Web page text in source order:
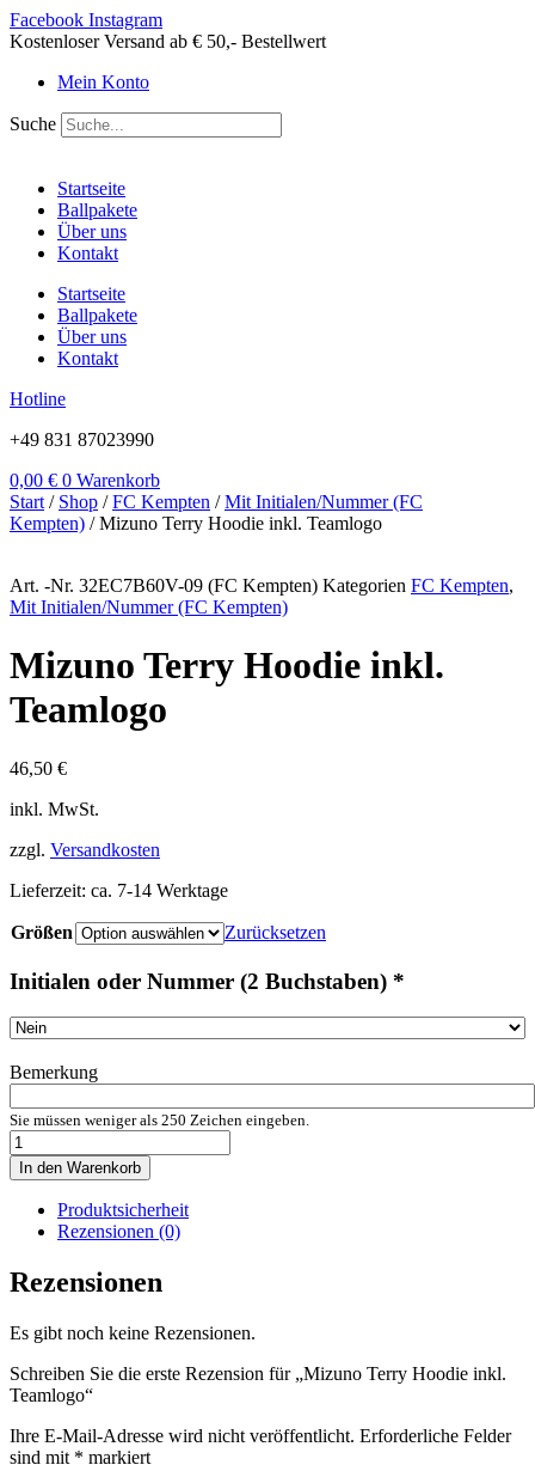
Zum
Inhalt
Facebook Instagram
Kostenloser Versand ab € 50,- Bestellwert
Mein Konto
Suche
Startseite
Ballpakete
Über uns
Kontakt
Startseite
Ballpakete
Über uns
Kontakt
Hotline
+49 831 87023990
0,00 € 0 Warenkorb
Start / Shop /FC Kempten /Mit Initialen/Nummer (FC
Kempten) / Mizuno Terry Hoodie inkl. Teamlogo
Art. -Nr. 32EC7B60V-09 (FC Kempten) Kategorien FC Kempten,
Mit Initialen/Nummer (FC Kempten)
Mizuno Terry Hoodie inkl.
Teamlogo
46,50 €
inkl. MwSt.
zzgl. Versandkosten
Lieferzeit: ca. 7-14 Werktage
Größen Zurücksetzen
Initialen oder Nummer (2 Buchstaben) *
Bemerkung
Sie müssen weniger als 250 Zeichen eingeben.
Mizuno
Terry
Hoodie
inkl.
Teamlogo
Menge
In den Warenkorb
Produktsicherheit
Rezensionen (0)
Rezensionen
Es gibt noch keine Rezensionen.
Schreiben Sie die erste Rezension für „Mizuno Terry Hoodie inkl.
Teamlogo“
Ihre E-Mail-Adresse wird nicht veröffentlicht. Erforderliche Felder
sind mit * markiert